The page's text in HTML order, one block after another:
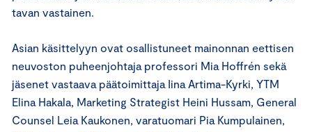
tavan vastainen.
Asian käsittelyyn ovat osallistuneet mainonnan eettisen
neuvoston puheenjohtaja professori Mia Hoffrén sekä
jäsenet vastaava päätoimittaja Iina Artima-Kyrki, YTM
Elina Hakala, Marketing Strategist Heini Hussam, General
Counsel Leia Kaukonen, varatuomari Pia Kumpulainen,